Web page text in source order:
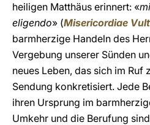
heiligen Matthäus erinnert: «
eligendo» (Misericordiae
barmherzige Handeln des
Vergebung unserer Sünden
neues Leben, das sich im
Sendung konkretisiert. Jede
ihren Ursprung im
Umkehr und die Berufung